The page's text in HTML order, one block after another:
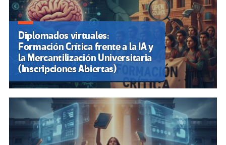
Diplomados virtuales:
Formación Crítica frente a la IA y
la Mercantilización Universitaria
(Inscripciones Abiertas)